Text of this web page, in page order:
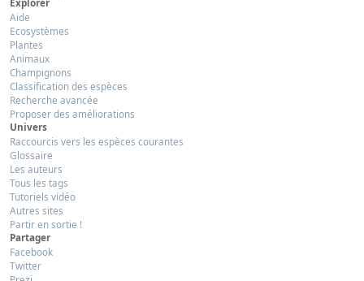
Explorer
Aide
Ecosystèmes
Plantes
Animaux
Champignons
Classification des espèces
Recherche avancée
Proposer des améliorations
Univers
Raccourcis vers les espèces courantes
Glossaire
Les auteurs
Tous les tags
Tutoriels vidéo
Autres sites
Partir en sortie !
Partager
Facebook
Twitter